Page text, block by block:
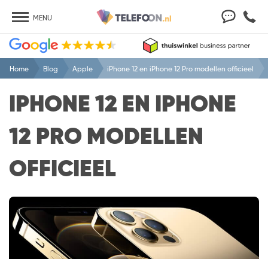
MENU
Home Blog Apple iPhone 12 en iPhone 12 Pro modellen officieel
IPHONE 12 EN IPHONE
12 PRO MODELLEN
OFFICIEEL